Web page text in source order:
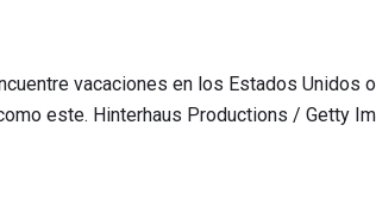
vacaciones en los Estados Unidos
este. Hinterhaus Productions / Getty